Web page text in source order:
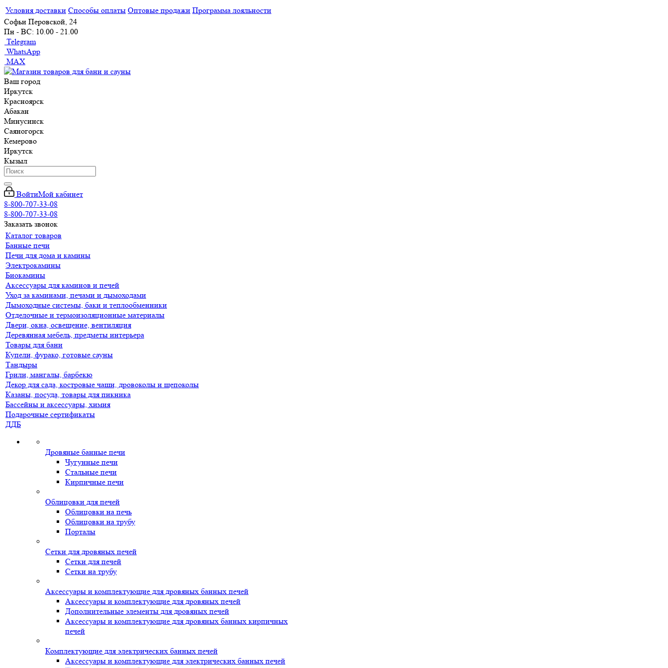
Условия доставки Способы оплаты Оптовые продажи Программа лояльности
Софьи Перовской, 24
Пн - ВС: 10.00 - 21.00
Telegram
WhatsApp
MAX
Ваш город
Иркутск
Красноярск
Абакан
Минусинск
Саяногорск
Кемерово
Иркутск
Кызыл
ВойтиМой кабинет
8-800-707-33-08
8-800-707-33-08
Заказать звонок
Каталог товаров
Банные печи
Печи для дома и камины
Электрокамины
Биокамины
Аксессуары для каминов и печей
Уход за каминами, печами и дымоходами
Дымоходные системы, баки и теплообменники
Отделочные и термоизоляционные материалы
Двери, окна, освещение, вентиляция
Деревянная мебель, предметы интерьера
Товары для бани
Купели, фурако, готовые сауны
Тандыры
Грили, мангалы, барбекю
Декор для сада, костровые чаши, дровоколы и щепоколы
Казаны, посуда, товары для пикника
Бассейны и аксессуары, химия
Подарочные сертификаты
ДДБ
Дровяные банные печи
Чугунные печи
Стальные печи
Кирпичные печи
Облицовки для печей
Облицовки на печь
Облицовки на трубу
Порталы
Сетки для дровяных печей
Сетки для печей
Сетки на трубу
Аксессуары и комплектующие для дровяных банных печей
Аксессуары и комплектующие для дровяных печей
Дополнительные элементы для дровяных печей
Аксессуары и комплектующие для дровяных банных кирпичных
печей
Комплектующие для электрических банных печей
Аксессуары и комплектующие для электрических банных печей